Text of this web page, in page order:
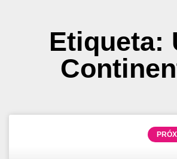
Etiqueta: